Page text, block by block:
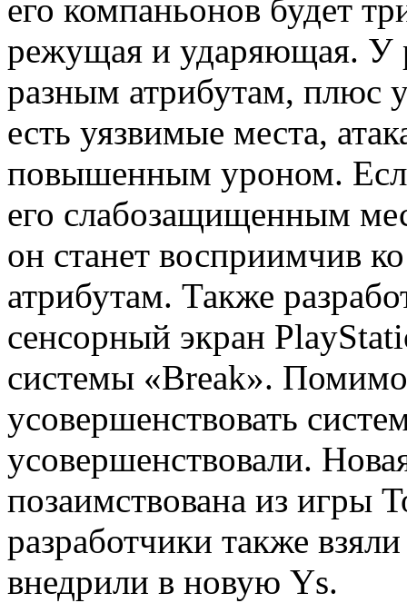
его компаньонов будет
режущая и ударяющая. У
разным атрибутам, плюс
есть уязвимые места,
повышенным уроном.
его слабозащищенным
он станет восприимчив
атрибутам. Также
сенсорный экран
системы «Break».
усовершенствовать
усовершенствовали.
позаимствована из игры
разработчики также
внедрили в новую Ys.